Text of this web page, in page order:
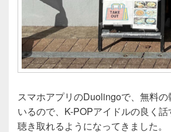
スマホアプリのDuolingoで、無料
いるので、K-POPアイドルの良く
聴き取れるようになってきました。